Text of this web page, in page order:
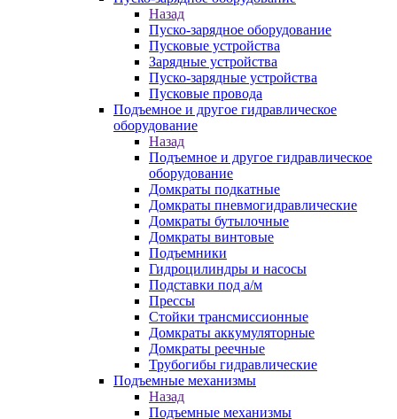
Назад
Пуско-зарядное оборудование
Пусковые устройства
Зарядные устройства
Пуско-зарядные устройства
Пусковые провода
Подъемное и другое гидравлическое
оборудование
Назад
Подъемное и другое гидравлическое
оборудование
Домкраты подкатные
Домкраты пневмогидравлические
Домкраты бутылочные
Домкраты винтовые
Подъемники
Гидроцилиндры и насосы
Подставки под а/м
Прессы
Стойки трансмиссионные
Домкраты аккумуляторные
Домкраты реечные
Трубогибы гидравлические
Подъемные механизмы
Назад
Подъемные механизмы